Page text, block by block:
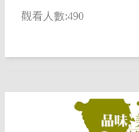
觀看人數:490